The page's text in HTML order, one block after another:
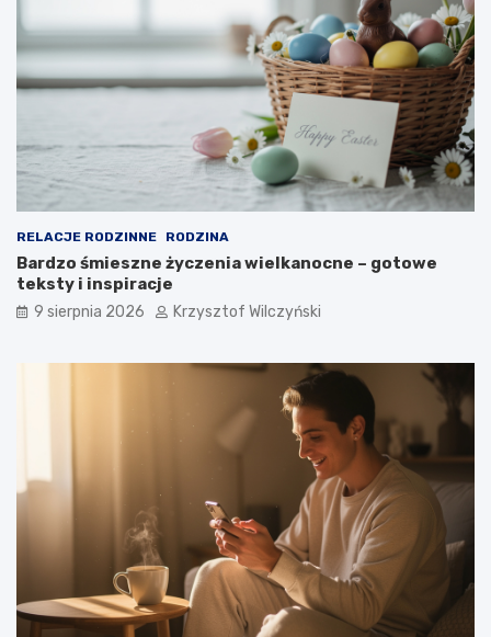
RELACJE RODZINNE RODZINA
Bardzo śmieszne życzenia wielkanocne – gotowe
teksty i inspiracje
9 sierpnia 2026 Krzysztof Wilczyński